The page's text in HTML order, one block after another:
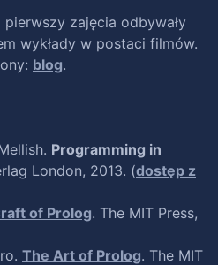
zajęcia odbywały
wykłady w postaci filmów.
blog.
Programming in
London, 2013. (dostęp z
of Prolog. The MIT Press,
The Art of Prolog. The MIT